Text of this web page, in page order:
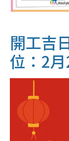
開工吉
位：2